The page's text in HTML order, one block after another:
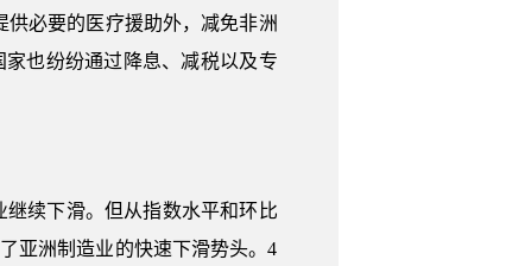
供必要的医疗援助外，减免非洲
也纷纷通过降息、减税以及专
继续下滑。但从指数水平和环比
亚洲制造业的快速下滑势头。4